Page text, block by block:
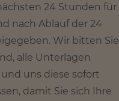
24 Stunden für
nach Ablauf der 24
Wir bitten Sie
alle Unterlagen
uns diese sofort
damit Sie sich Ihre